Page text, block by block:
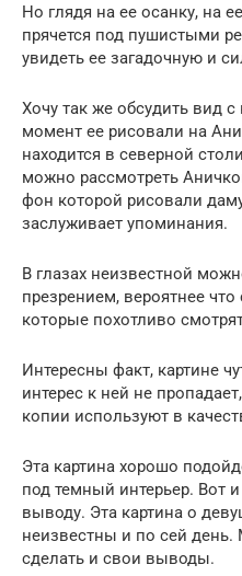
Но глядя на ее осанку, на
прячется под пушистыми
увидеть ее загадочную и
Хочу так же обсудить вид с
момент ее рисовали на
находится в северной
можно рассмотреть
фон которой рисовали
заслуживает упоминания.
В глазах неизвестной
презрением, вероятнее
которые похотливо
Интересны факт, картине
интерес к ней не
копии используют в
Эта картина хорошо
под темный интерьер. Вот
выводу. Эта картина о
неизвестны и по сей
сделать и свои выводы.